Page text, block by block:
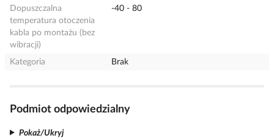
Dopuszczalna
temperatura otoczenia
kabla po montażu (bez
wibracji)
-40 - 80
Kategoria Brak
Podmiot odpowiedzialny
Pokaż/Ukryj